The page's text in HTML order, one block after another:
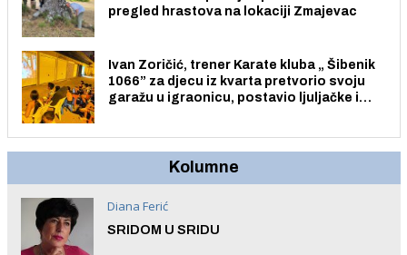
pregled hrastova na lokaciji Zmajevac
Ivan Zoričić, trener Karate kluba „ Šibenik
1066” za djecu iz kvarta pretvorio svoju
garažu u igraonicu, postavio ljuljačke i
Kolumne
Diana Ferić
SRIDOM U SRIDU